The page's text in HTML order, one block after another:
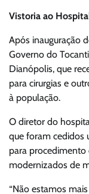
Vistoria ao
Após inauguração
Governo do
Dianópolis, que
para cirurgias e
à população.
O diretor do
que foram cedidos
para procedimento
modernizados de
“Não estamos